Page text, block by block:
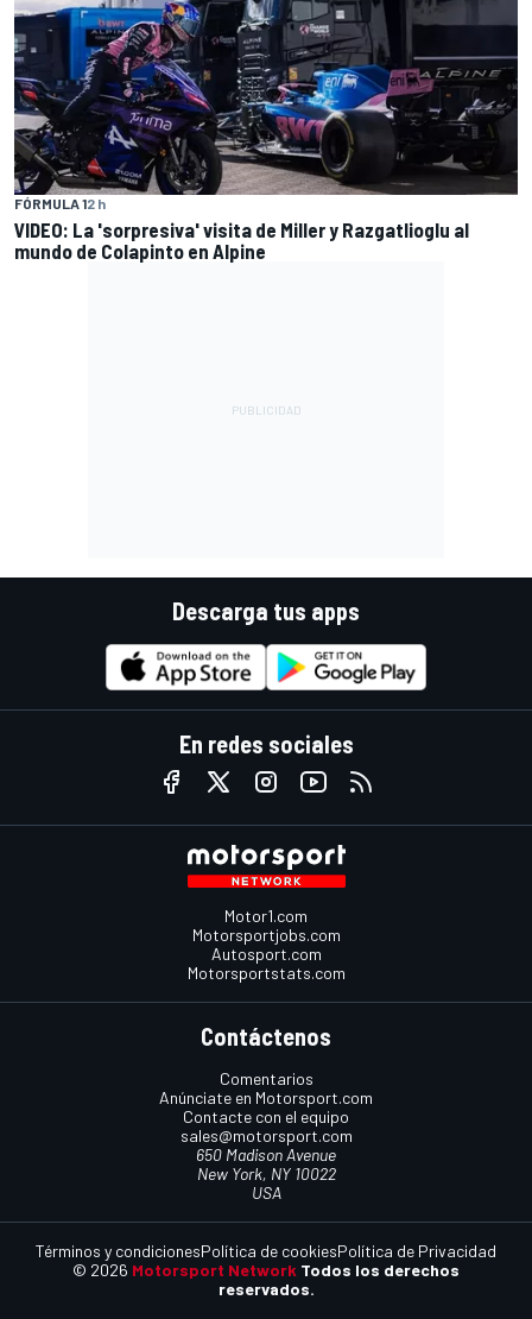
FÓRMULA 12 h
VIDEO: La 'sorpresiva' visita de Miller y Razgatlioglu al
mundo de Colapinto en Alpine
Descarga tus apps
En redes sociales
Motor1.com
Motorsportjobs.com
Autosport.com
Motorsportstats.com
Contáctenos
Comentarios
Anúnciate en Motorsport.com
Contacte con el equipo
sales@motorsport.com
650 Madison Avenue
New York, NY 10022
USA
© 2026 Motorsport Network Todos los derechos
reservados.
Términos y condicionesPolítica de cookiesPolítica de Privacidad